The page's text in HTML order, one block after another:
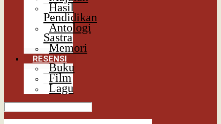
Hasil
Pendidikan
Antologi
Sastra
Memori
RESENSI
Buku
Film
Lagu